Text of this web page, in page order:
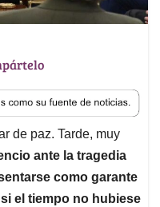
de paz. Tarde, muy
ante la tragedia
como garante
el tiempo no hubiese